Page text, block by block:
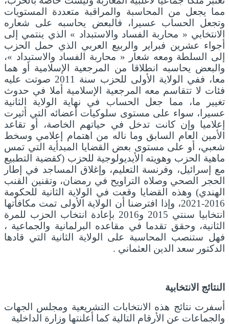
مما يجعل من المحاسبة والمراقبة متعددة المستويات
وتجعل الحساب عسيرا، فالبعض يحاسبه على شعاره
الانتخابي « محاربة الفساد والاستبداد » الذي ينتمي إلى
أجواء عشرين فبراير والربيع العربي الذي حمل الحزب
إلى السلطة ومعه شعار « محاربة الفساد والاستبداد »،
والبعض يحاسبه انطلاقا من المرجعية الإسلامية أو هما
معا، ففي الولاية الأولى للحزب سنة 2011 صوتت عليه
فئات لا تتقاسم معه المرجعية الإسلامية أملا في حدوث
تغيير ما، مما جعل الحساب في نهاية الولاية الثانية
عسيرا، سواء على مستوى سلوكيات أعضائه التي أثيرت
إعلاميا وإن كانت تدخل في حياتهم الخاصة، أو تقاعد
الأمين العام السابق وما ناله من اهتمام إعلامي وسخط
شعبي، أو على مستوى بعض القضايا المبدأية التي تمس
ماهية الحزب وهويته الأيديولوجية للحزب (كقضية التطبيع
مع إسرائيل، وفرنسة التعليم، وإغلاق المساجد في إطار
الحجر الصحي وصلاه التراويح في رمضان، وتقنين القنب
الهندي) وهذه القضايا وقعت في الولاية الثانية للحكومة
2016-2021، وإذا افترضنا أن الولاية الأولى تمت مكافأتها
انتخابيا سنتي 2015 و2016 بإعادة انتخاب الحزب للمرة
الثانية، وحقق تقدما في مقاعده البرلمانية والجماعية ،
فهل ستنصب المحاسبة على الولاية الثانية التي قادها
الدكتور سعد الدين العثماني .
النتائج الانتخابية
أسفرت نتائج هذه الانتخابات التشريعية ومجلس الجهات
والجماعات عن الأرقام التالية كما أعلنتها وزارة الداخلية